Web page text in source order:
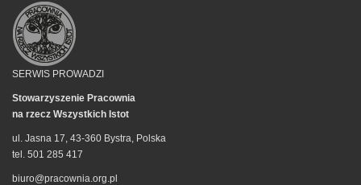
SERWIS PROWADZI
Stowarzyszenie Pracownia
na rzecz Wszystkich Istot
ul. Jasna 17, 43-360 Bystra, Polska
tel. 501 285 417
biuro@pracownia.org.pl